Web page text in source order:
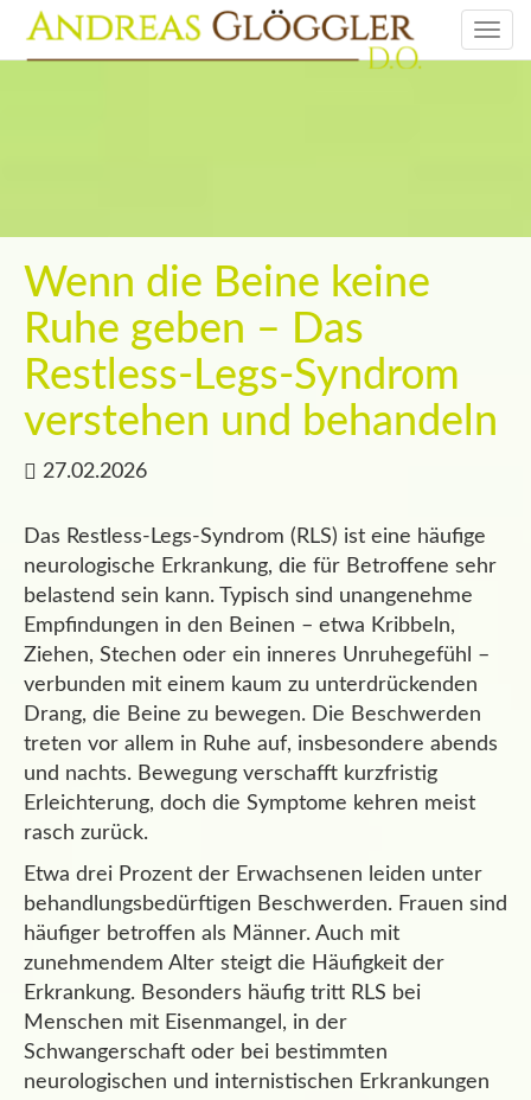
Wenn die Beine keine
Ruhe geben – Das
Restless-Legs-Syndrom
verstehen und behandeln
27.02.2026
Das Restless-Legs-Syndrom (RLS) ist eine häufige
neurologische Erkrankung, die für Betroffene sehr
belastend sein kann. Typisch sind unangenehme
Empfindungen in den Beinen – etwa Kribbeln,
Ziehen, Stechen oder ein inneres Unruhegefühl –
verbunden mit einem kaum zu unterdrückenden
Drang, die Beine zu bewegen. Die Beschwerden
treten vor allem in Ruhe auf, insbesondere abends
und nachts. Bewegung verschafft kurzfristig
Erleichterung, doch die Symptome kehren meist
rasch zurück.
Etwa drei Prozent der Erwachsenen leiden unter
behandlungsbedürftigen Beschwerden. Frauen sind
häufiger betroffen als Männer. Auch mit
zunehmendem Alter steigt die Häufigkeit der
Erkrankung. Besonders häufig tritt RLS bei
Menschen mit Eisenmangel, in der
Schwangerschaft oder bei bestimmten
neurologischen und internistischen Erkrankungen